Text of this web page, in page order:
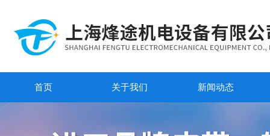
首页 关于我们 新闻动态